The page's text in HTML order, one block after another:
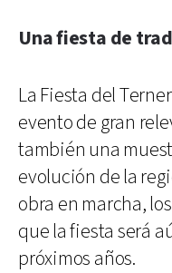
Una fiesta de
La Fiesta del
evento de gran
también una
evolución de la
obra en marcha,
que la fiesta será
próximos años.